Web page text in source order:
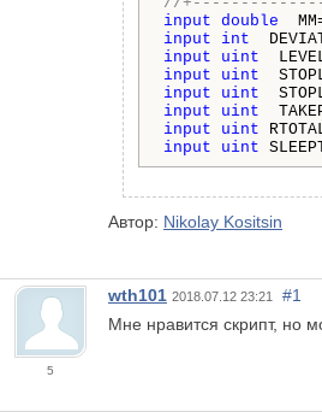
input double
input
int
input
uint
input
uint
input
uint
input
uint
input
uint
input
uint
Автор: Nikolay Kositsin
5
wth101 2018.07.12 23:21
#1
Мне нравится скрипт, но